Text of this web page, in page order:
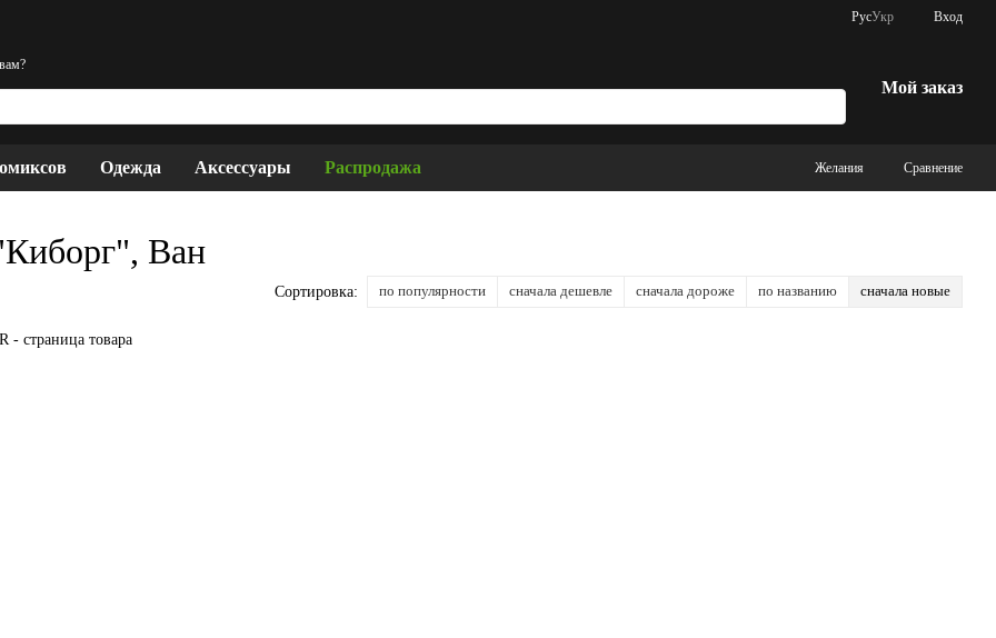
РусУкр Вход
Мой заказ
Одежда Аксессуары Распродажа Желания Сравнение
Ван
Сортировка: по популярности сначала дешевле сначала дороже по названию сначала новые